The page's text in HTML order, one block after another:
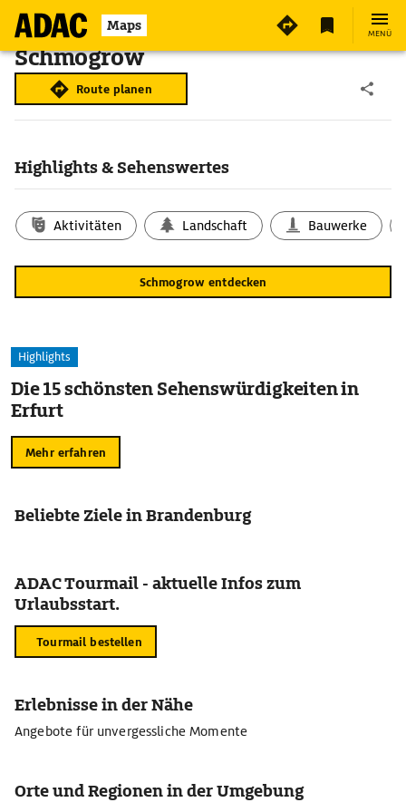
Maps MENÜ
Schmogrow
Route planen
Highlights & Sehenswertes
Aktivitäten Landschaft Bauwerke
Schmogrow entdecken
Highlights
Die 15 schönsten Sehenswürdigkeiten in
Erfurt
Mehr erfahren
Beliebte Ziele in Brandenburg
ADAC Tourmail - aktuelle Infos zum
Urlaubsstart.
Tourmail bestellen
Erlebnisse in der Nähe
Angebote für unvergessliche Momente
Orte und Regionen in der Umgebung